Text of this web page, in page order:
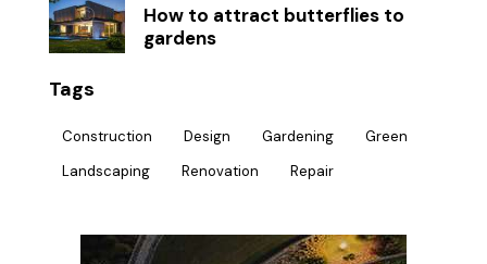
How to attract butterflies to
gardens
Tags
Construction Design Gardening
Green
Landscaping
Renovation Repair